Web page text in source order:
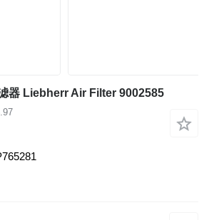
器 Liebherr Air Filter 9002585